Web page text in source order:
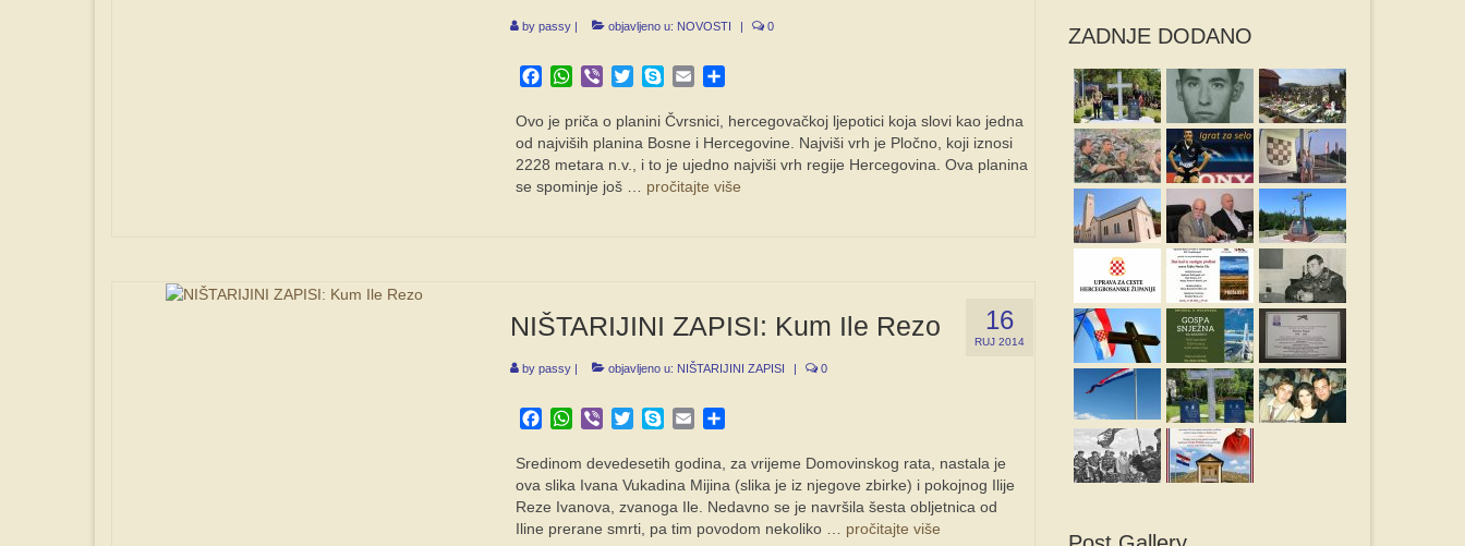
by passy| objavljeno u: NOVOSTI | 0
Facebook
WhatsApp
Viber TwitterSkypeEmail
Ovo je priča o planini Čvrsnici, hercegovačkoj ljepotici koja slovi kao jedna
od najviših planina Bosne i Hercegovine. Najviši vrh je Pločno, koji iznosi
2228 metara n.v., i to je ujedno najviši vrh regije Hercegovina. Ova planina
se spominje još … pročitajte više
16
RUJ 2014
NIŠTARIJINI ZAPISI: Kum Ile Rezo
by passy| objavljeno u: NIŠTARIJINI ZAPISI 0
Facebook
WhatsApp
Viber TwitterSkypeEmail
Sredinom devedesetih godina, za vrijeme Domovinskog rata, nastala je
ova slika Ivana Vukadina Mijina (slika je iz njegove zbirke) i pokojnog Ilije
Reze Ivanova, zvanoga Ile. Nedavno se je navršila šesta obljetnica od
Iline prerane smrti, pa tim povodom nekoliko … pročitajte više
ZADNJE DODANO